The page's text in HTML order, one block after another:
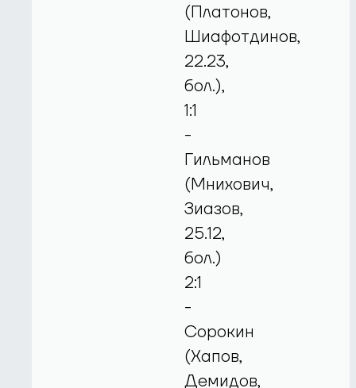
(Платонов,
Шиафотдинов,
22.23,
бол.),
1:1
-
Гильманов
(Мнихович,
Зиазов,
25.12,
бол.)
2:1
-
Сорокин
(Хапов,
Демидов,